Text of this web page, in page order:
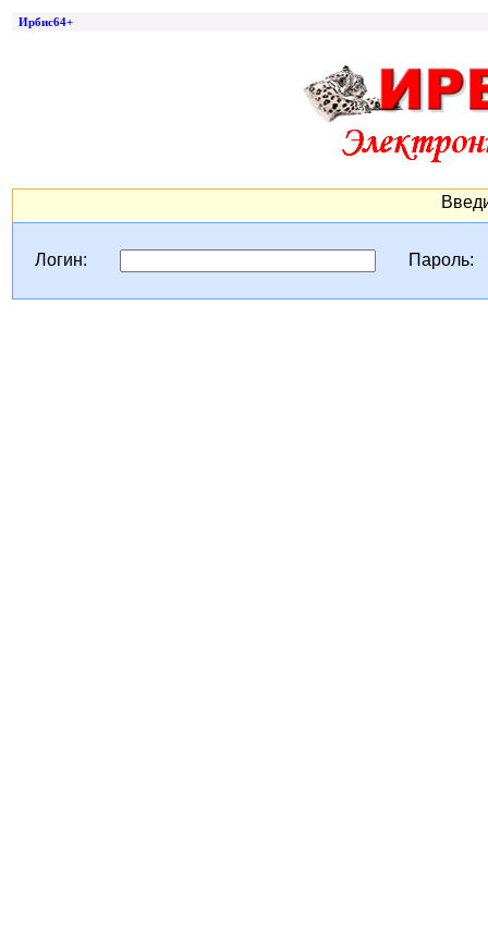
Ирбис64+
Логин: Пароль: